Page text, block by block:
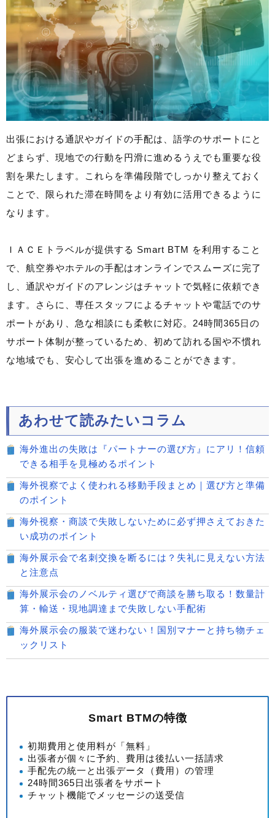
出張における通訳やガイドの手配は、語学のサポートにと
どまらず、現地での行動を円滑に進めるうえでも重要な役
割を果たします。これらを準備段階でしっかり整えておく
ことで、限られた滞在時間をより有効に活用できるように
なります。
ＩＡＣＥトラベルが提供する Smart BTM を利用すること
で、航空券やホテルの手配はオンラインでスムーズに完了
し、通訳やガイドのアレンジはチャットで気軽に依頼でき
ます。さらに、専任スタッフによるチャットや電話でのサ
ポートがあり、急な相談にも柔軟に対応。24時間365日の
サポート体制が整っているため、初めて訪れる国や不慣れ
な地域でも、安心して出張を進めることができます。
あわせて読みたいコラム
海外進出の失敗は『パートナーの選び方』にアリ！信頼
できる相手を見極めるポイント
海外視察でよく使われる移動手段まとめ｜選び方と準備
のポイント
海外視察・商談で失敗しないために必ず押さえておきた
い成功のポイント
海外展示会で名刺交換を断るには？失礼に見えない方法
と注意点
海外展示会のノベルティ選びで商談を勝ち取る！数量計
算・輸送・現地調達まで失敗しない手配術
海外展示会の服装で迷わない！国別マナーと持ち物チェ
ックリスト
Smart BTMの特徴
初期費用と使用料が「無料」
出張者が個々に予約、費用は後払い一括請求
手配先の統一と出張データ（費用）の管理
24時間365日出張者をサポート
チャット機能でメッセージの送受信